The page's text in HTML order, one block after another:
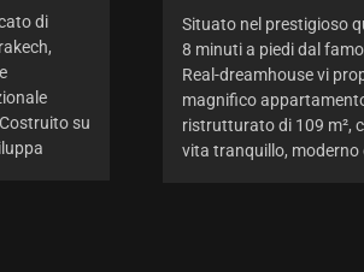
di
su
Situato nel prestigioso
8 minuti a piedi dal
Real-dreamhouse vi
magnifico
ristrutturato di 109 m²,
vita tranquillo, moderno